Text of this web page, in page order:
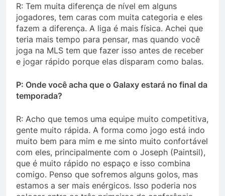
R: Tem muita diferença de nível em alguns
jogadores, tem caras com muita categoria e eles
fazem a diferença. A liga é mais física. Achei que
teria mais tempo para pensar, mas quando você
joga na MLS tem que fazer isso antes de receber
e jogar rápido porque elas disparam como balas.
P: Onde você acha que o Galaxy estará no final da
temporada?
R: Acho que temos uma equipe muito competitiva,
gente muito rápida. A forma como jogo está indo
muito bem para mim e me sinto muito confortável
com eles, principalmente com o Joseph (Paintsil),
que é muito rápido no espaço e isso combina
comigo. Penso que sofremos alguns golos, mas
estamos a ser mais enérgicos. Isso poderia nos